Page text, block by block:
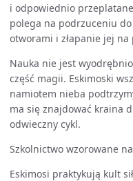
i odpowiednio
polega na podrzuceniu
otworami i złapanie jej na
Nauka nie jest
część magii. Eskimoski
namiotem nieba
ma się znajdować kraina
odwieczny cykl.
Szkolnictwo wzorowane
Eskimosi praktykują kult